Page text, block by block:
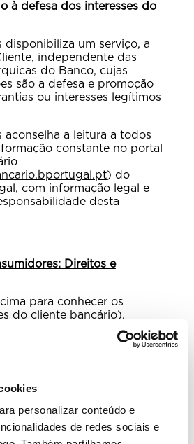
personalizar conteúdo e
de redes sociais e
à defesa dos interesses do
disponibiliza um serviço, a
independente das
do Banco, cujas
são a defesa e promoção
ou interesses legítimos
aconselha a leitura a todos
constante no portal
) do
com informação legal e
desta
Direitos e
para conhecer os
do cliente bancário).
ao público sobre o
contratos de crédito e a